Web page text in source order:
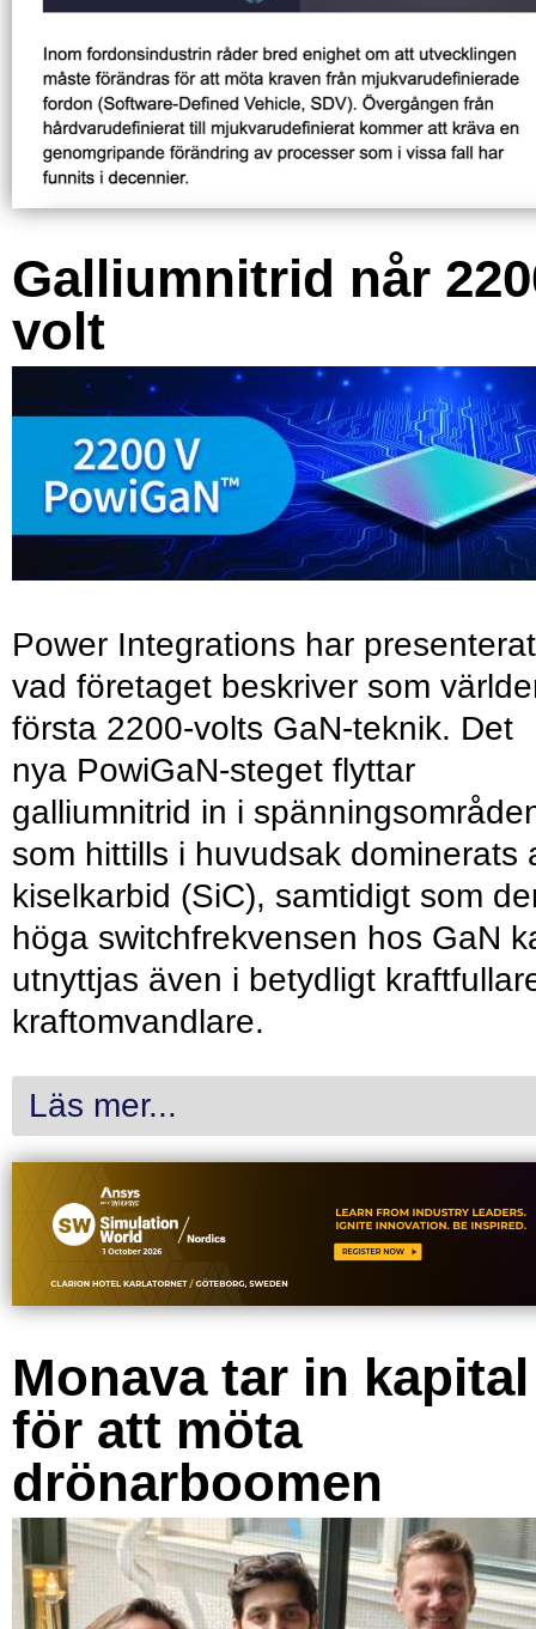
Galliumnitrid når
volt
Power Integrations har presenterat
vad företaget beskriver som
första 2200-volts GaN-teknik. Det
nya PowiGaN-steget flyttar
galliumnitrid in i
som hittills i huvudsak dominerats
kiselkarbid (SiC), samtidigt som
höga switchfrekvensen hos GaN
utnyttjas även i betydligt
kraftomvandlare.
Läs mer...
Monava tar in kapital
för att möta
drönarboomen